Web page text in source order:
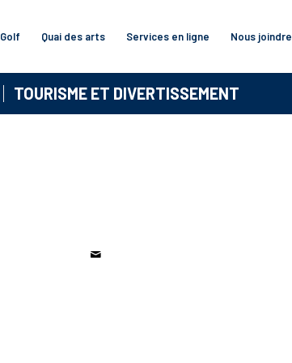
Golf Quai des arts Services en ligne Nous joindre
TOURISME ET DIVERTISSEMENT